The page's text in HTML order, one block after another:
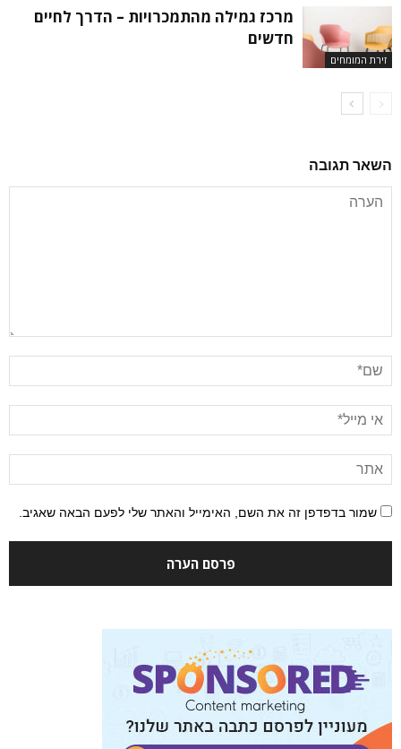
זירת המומחים
מרכז גמילה מהתמכרויות – הדרך לחיים
חדשים
השאר תגובה
שמור בדפדפן זה את השם, האימייל והאתר שלי לפעם הבאה שאגיב.